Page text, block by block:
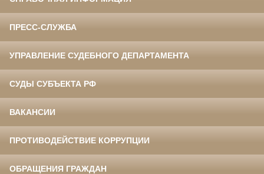
ПРЕСС-СЛУЖБА
УПРАВЛЕНИЕ СУДЕБНОГО ДЕПАРТАМЕНТА
СУДЫ СУБЪЕКТА РФ
ВАКАНСИИ
ПРОТИВОДЕЙСТВИЕ КОРРУПЦИИ
ОБРАЩЕНИЯ ГРАЖДАН